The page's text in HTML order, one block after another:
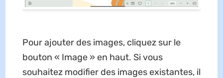
Pour ajouter des images, cliquez sur le
bouton « Image » en haut. Si vous
souhaitez modifier des images existantes, il